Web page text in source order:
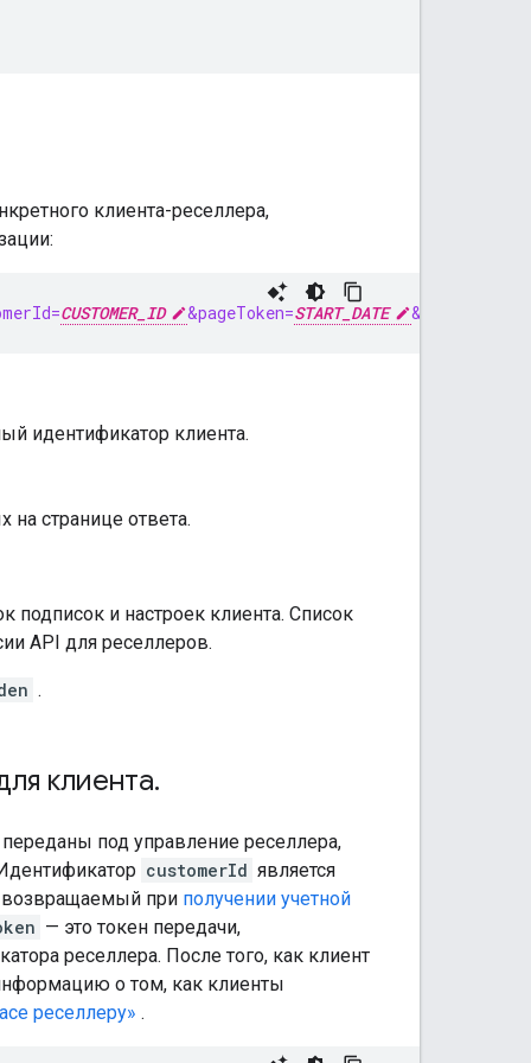
клиента-реселлера,
CUSTOMER_ID &pageToken=START_DATE &maxResults=
идентификатор клиента.
странице ответа.
подписок и настроек клиента. Список
API для реселлеров.
.
клиента.
под управление реселлера,
customerId является
возвращаемый при получении учетной
— это токен передачи,
реселлера. После того, как клиент
о том, как клиенты
реселлеру» .